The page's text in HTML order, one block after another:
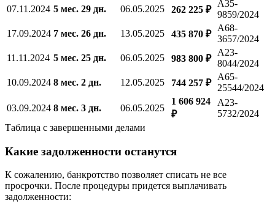
07.11.2024 5 мес. 29 дн. 06.05.2025 262 225 ₽
А35-
9859/2024
17.09.2024 7 мес. 26 дн. 13.05.2025 435 870 ₽
А68-
3657/2024
11.11.2024 5 мес. 25 дн. 06.05.2025 983 800 ₽
А23-
8044/2024
10.09.2024 8 мес. 2 дн. 12.05.2025 744 257 ₽
А65-
25544/2024
03.09.2024 8 мес. 3 дн. 06.05.2025
1 606 924
₽
А23-
5732/2024
Таблица с завершенными делами
Какие задолженности останутся
К сожалению, банкротство позволяет списать не все
просрочки. После процедуры придется выплачивать
задолженности: